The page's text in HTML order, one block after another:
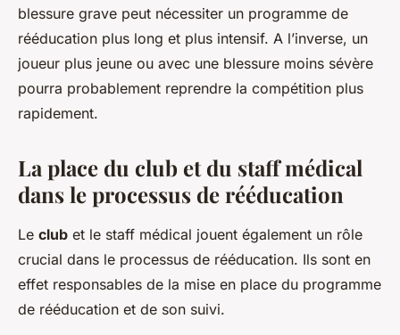
blessure grave peut nécessiter un programme de
rééducation plus long et plus intensif. A l’inverse, un
joueur plus jeune ou avec une blessure moins sévère
pourra probablement reprendre la compétition plus
rapidement.
La place du club et du staff médical
dans le processus de rééducation
Le club et le staff médical jouent également un rôle
crucial dans le processus de rééducation. Ils sont en
effet responsables de la mise en place du programme
de rééducation et de son suivi.